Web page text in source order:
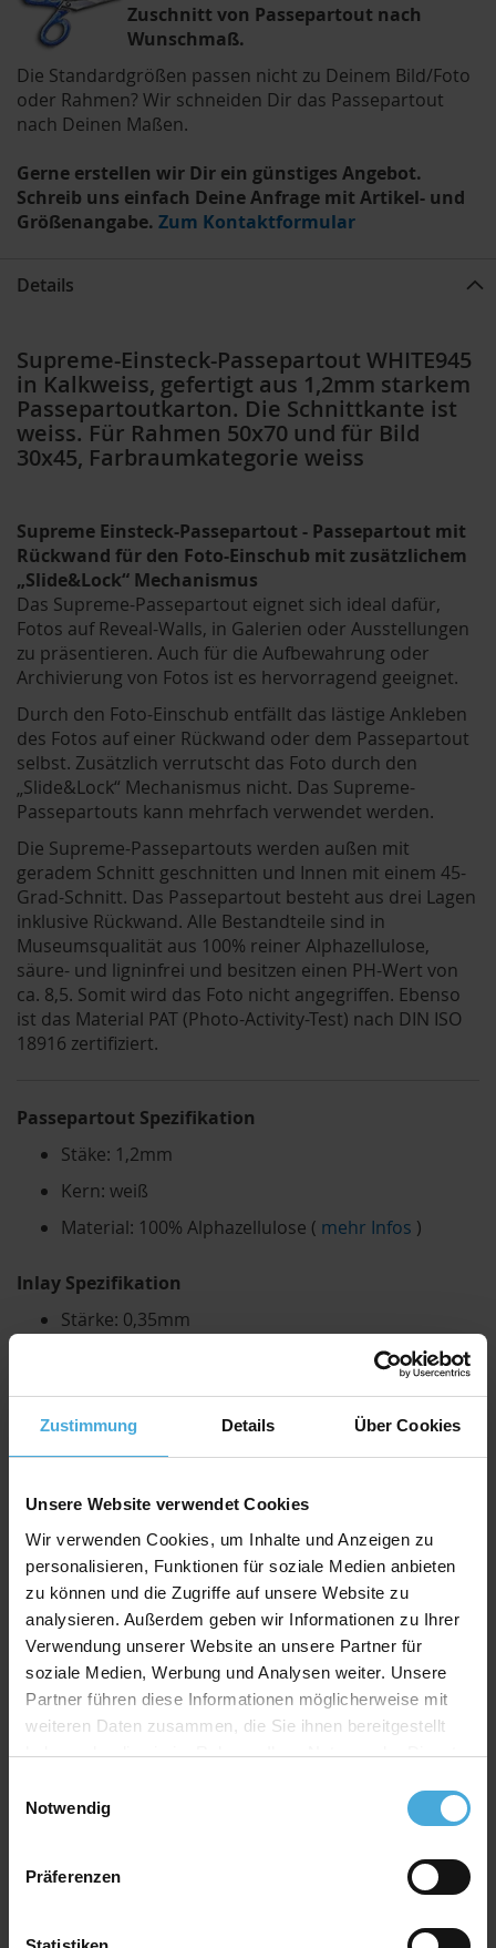
Zustimmung Details Über Cookies
Unsere Website verwendet Cookies
Wir verwenden Cookies, um Inhalte und Anzeigen zu
personalisieren, Funktionen für soziale Medien anbieten
zu können und die Zugriffe auf unsere Website zu
analysieren. Außerdem geben wir Informationen zu Ihrer
Verwendung unserer Website an unsere Partner für
soziale Medien, Werbung und Analysen weiter. Unsere
Partner führen diese Informationen möglicherweise mit
weiteren Daten zusammen, die Sie ihnen bereitgestellt
haben oder die sie im Rahmen Ihrer Nutzung der Dienste
Notwendig
Präferenzen
Zuschnitt von Passepartout nach
Wunschmaß.
Die Standardgrößen passen nicht zu Deinem Bild/Foto
oder Rahmen? Wir schneiden Dir das Passepartout
nach Deinen Maßen.
Gerne erstellen wir Dir ein günstiges Angebot.
Schreib uns einfach Deine Anfrage mit Artikel- und
Größenangabe. Zum Kontaktformular
Details
Supreme-Einsteck-Passepartout WHITE945
in Kalkweiss, gefertigt aus 1,2mm starkem
Passepartoutkarton. Die Schnittkante ist
weiss. Für Rahmen 50x70 und für Bild
30x45, Farbraumkategorie weiss
Supreme Einsteck-Passepartout - Passepartout mit
Rückwand für den Foto-Einschub mit zusätzlichem
„Slide&Lock“ Mechanismus
Das Supreme-Passepartout eignet sich ideal dafür,
Fotos auf Reveal-Walls, in Galerien oder Ausstellungen
zu präsentieren. Auch für die Aufbewahrung oder
Archivierung von Fotos ist es hervorragend geeignet.
Durch den Foto-Einschub entfällt das lästige Ankleben
des Fotos auf einer Rückwand oder dem Passepartout
selbst. Zusätzlich verrutscht das Foto durch den
„Slide&Lock“ Mechanismus nicht. Das Supreme-
Passepartouts kann mehrfach verwendet werden.
Die Supreme-Passepartouts werden außen mit
geradem Schnitt geschnitten und Innen mit einem 45-
Grad-Schnitt. Das Passepartout besteht aus drei Lagen
inklusive Rückwand. Alle Bestandteile sind in
Museumsqualität aus 100% reiner Alphazellulose,
säure- und ligninfrei und besitzen einen PH-Wert von
ca. 8,5. Somit wird das Foto nicht angegriffen. Ebenso
ist das Material PAT (Photo-Activity-Test) nach DIN ISO
18916 zertifiziert.
Passepartout Spezifikation
Stäke: 1,2mm
Kern: weiß
Material: 100% Alphazellulose ( mehr Infos )
Inlay Spezifikation
Stärke: 0,35mm
Material: 100% Alphazellulose
Material: 100% Alphazellulose
Qualitativ hochwertiger Passepartoutkarton für
alle Fälle zu einem attraktiven Preis-Werte-
Verhältnis
AlphaUVplus- WhiteAlpha
Über 200 Oberflächenfarben stehen zur Auswahl und
erhalten durch den weißen Schrägschnitt eine klare
Farbkonzept
ermöglicht eine farblich harmonische Abstimmung der